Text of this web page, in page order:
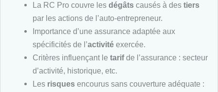
La RC Pro couvre les dégâtscausés à des tiers
par les actions de l’auto-entrepreneur.
Importance d’une assurance adaptée aux
spécificités de l’activitéexercée.
Critères influençant le tarifde l’assurance : secteur
d’activité, historique, etc.
Les risquesencourus sans couverture adéquate :